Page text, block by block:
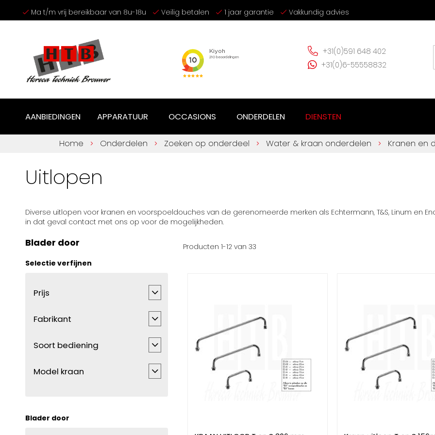
Ga
naar
Ma t/m vrij bereikbaar van 8u-18u Veilig betalen 1 jaar garantie Vakkundig advies
+31(0)591 648 402
+31(0)6-55558832
AANBIEDINGEN APPARATUUR OCCASIONS ONDERDELEN DIENSTEN
Home Onderdelen Zoeken op onderdeel Water & kraan onderdelen Kranen en
Uitlopen
Diverse uitlopen voor kranen en voorspoeldouches van de gerenomeerde merken als Echtermann, T&S, Linum en
in dat geval contact met ons op voor de mogelijkheden.
Blader door
Selectie verfijnen
Prijs
Fabrikant
Soort bediening
Model kraan
Blader door
Producten1-12 van33